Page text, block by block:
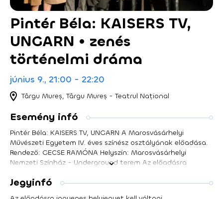
Pintér Béla: KAISERS TV,
UNGARN • zenés
történelmi dráma
június 9., 21:00 - 22:20
Târgu Mureș, Târgu Mureș - Teatrul Național
Esemény infó
Pintér Béla: KAISERS TV, UNGARN A Marosvásárhelyi
Művészeti Egyetem IV. éves színész osztályának előadása.
Rendező: GECSE RAMÓNA Helyszín: Marosvásárhelyi
Nemzeti Színház - Underground terem Az előadásra
Jegyinfó